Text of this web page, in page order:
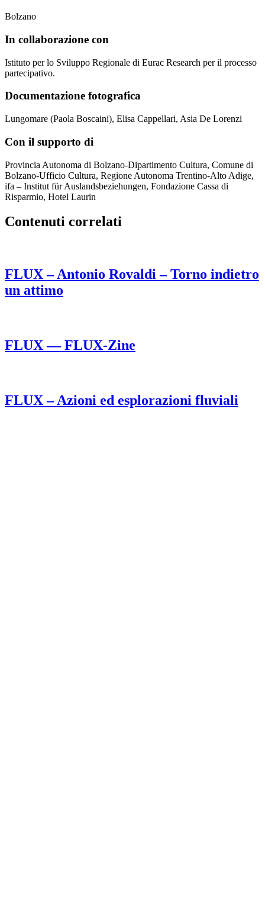
Bolzano
In collaborazione con
Istituto per lo Sviluppo Regionale di Eurac Research per il processo
partecipativo.
Documentazione fotografica
Lungomare (Paola Boscaini), Elisa Cappellari, Asia De Lorenzi
Con il supporto di
Provincia Autonoma di Bolzano-Dipartimento Cultura, Comune di
Bolzano-Ufficio Cultura, Regione Autonoma Trentino-Alto Adige,
ifa – Institut für Auslandsbeziehungen, Fondazione Cassa di
Risparmio, Hotel Laurin
Contenuti correlati
FLUX – Antonio Rovaldi – Torno indietro
un attimo
FLUX — FLUX-Zine
FLUX – Azioni ed esplorazioni fluviali